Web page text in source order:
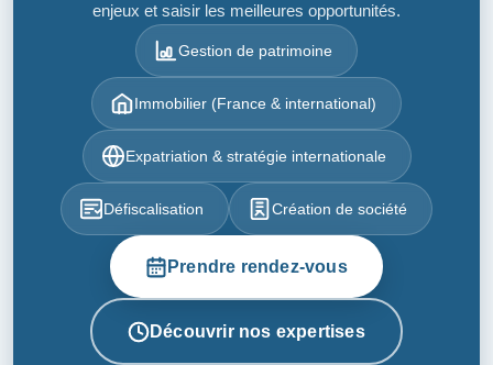
enjeux et saisir les meilleures opportunités.
Gestion de patrimoine
Immobilier (France & international)
Expatriation & stratégie internationale
Défiscalisation Création de société
Prendre rendez-vous
Découvrir nos expertises